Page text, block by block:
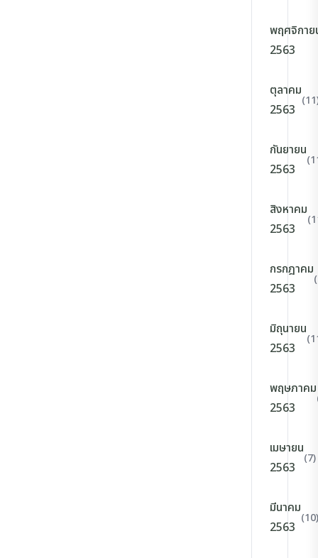
พฤศจิกาย
2563
ตุลาคม
2563
กันยายน
2563
สิงหาคม
2563
กรกฎาคม
2563
มิถุนายน
2563
พฤษภาคม
2563
เมษายน
2563
(7)
มีนาคม
2563
(10)